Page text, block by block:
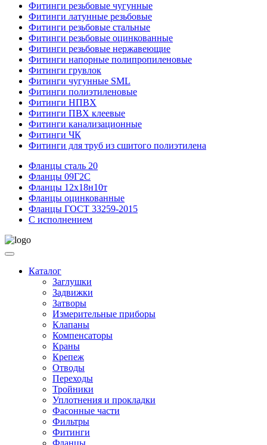
Фитинги резьбовые чугунные
Фитинги латунные резьбовые
Фитинги резьбовые стальные
Фитинги резьбовые оцинкованные
Фитинги резьбовые нержавеющие
Фитинги напорные полипропиленовые
Фитинги грувлок
Фитинги чугунные SML
Фитинги полиэтиленовые
Фитинги НПВХ
Фитинги ПВХ клеевые
Фитинги канализационные
Фитинги ЧК
Фитинги для труб из сшитого полиэтилена
Фланцы сталь 20
Фланцы 09Г2С
Фланцы 12х18н10т
Фланцы оцинкованные
Фланцы ГОСТ 33259-2015
С исполнением
Каталог
Заглушки
Задвижки
Затворы
Измерительные приборы
Клапаны
Компенсаторы
Краны
Крепеж
Отводы
Переходы
Тройники
Уплотнения и прокладки
Фасонные части
Фильтры
Фитинги
Фланцы